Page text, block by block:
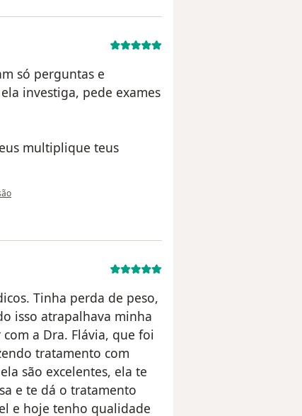
só perguntas e
investiga, pede exames
multiplique teus
Alonso Menezes
Tinha perda de peso,
isso atrapalhava minha
a Dra. Flávia, que foi
tratamento com
são excelentes, ela te
e te dá o tratamento
e hoje tenho qualidade